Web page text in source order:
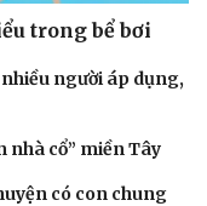
trong bể bơi
người áp dụng,
nhà cổ” miền Tây
có con chung